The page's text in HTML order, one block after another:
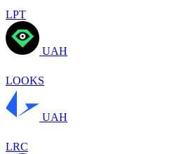
LPT
UAH
LOOKS
UAH
LRC